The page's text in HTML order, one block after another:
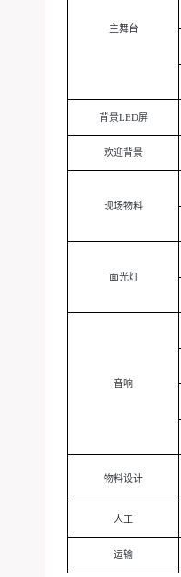
主舞台
背景LED屏
欢迎背景
现场物料
面光灯
音响
物料设计
人工
运输